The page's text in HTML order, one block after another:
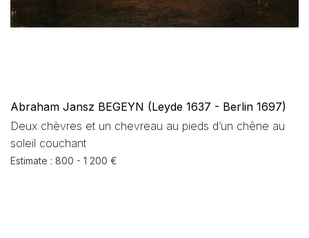
Abraham Jansz BEGEYN (Leyde 1637 - Berlin 1697)
Deux chèvres et un chevreau au pieds d’un chêne au
soleil couchant
Estimate : 800 - 1 200 €